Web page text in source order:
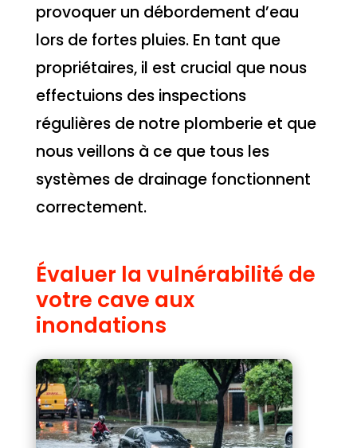
provoquer un débordement d’eau
lors de fortes pluies. En tant que
propriétaires, il est crucial que nous
effectuions des inspections
régulières de notre plomberie et que
nous veillons à ce que tous les
systèmes de drainage fonctionnent
correctement.
Évaluer la vulnérabilité de
votre cave aux
inondations